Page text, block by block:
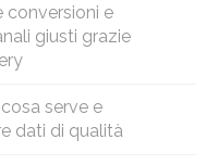
conversioni e
giusti grazie
cosa serve e
dati di qualità